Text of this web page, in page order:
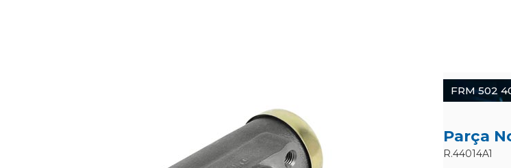
FRM 502
Parça
R.44014A1